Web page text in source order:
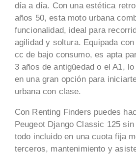
día a día. Con una estética
años 50, esta moto urbana
funcionalidad, ideal para
agilidad y soltura. Equipada
cc de bajo consumo, es apta
3 años de antigüedad o el A1,
en una gran opción para
urbana con clase.
Con Renting Finders puedes
Peugeot Django Classic 125
todo incluido en una cuota fija
terceros, mantenimiento y